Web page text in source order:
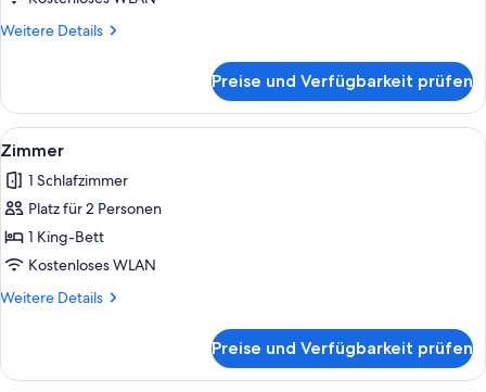
Bett
Weitere Details
Weitere
1 King-
Bett
Preise und Verfügbarkeit prüfen
Alle
Fotos
für
Zimmer
anzeigen
Italienische Bettbezüge von Frette,
7
Zimmer
1 Schlafzimmer
Platz für 2 Personen
1 King-Bett
Kostenloses WLAN
Weitere Details
Weitere
Preise und Verfügbarkeit prüfen